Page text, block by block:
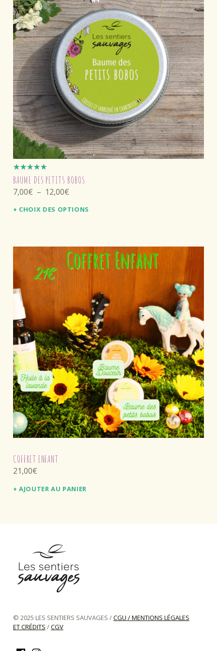
BAUME DES PETITS BOBOS
Note
5.00sur
5
7,00€ – 12,00€Plage de prix : 7,00€ à 12,00€
CHOIX DES OPTIONS
COFFRET ENFANT
21,00€
AJOUTER AU PANIER
les sentiers sauvages
GAMME D'HERBORISTERIE CONÇUE ARTISANALEMENT EN CHARTREUSE
© 2025 LES SENTIERS SAUVAGES /CGU / MENTIONS LÉGALES
ET CRÉDITS /CGV
FacebookInstagram